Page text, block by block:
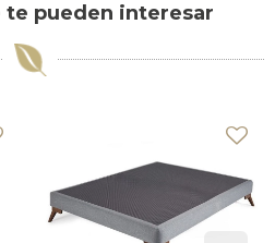
te pueden interesar